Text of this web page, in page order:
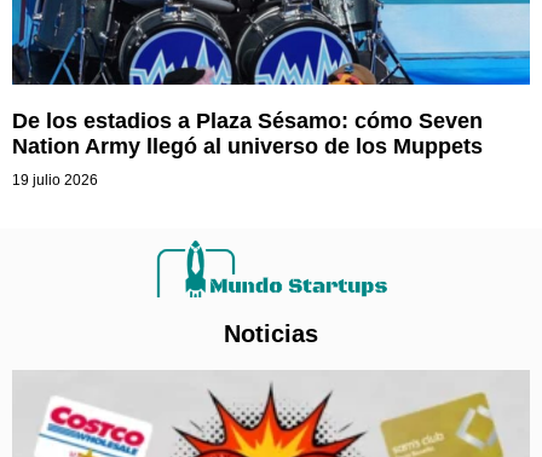
De los estadios a Plaza Sésamo: cómo Seven
Nation Army llegó al universo de los Muppets
19 julio 2026
Noticias